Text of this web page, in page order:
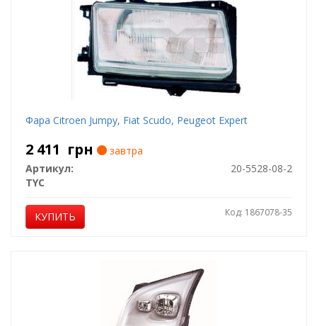
Фара Citroen Jumpy, Fiat Scudo, Peugeot Expert
2 411 грн
завтра
Артикул:
20-5528-08-2
TYC
КУПИТЬ Код: 1867078-35